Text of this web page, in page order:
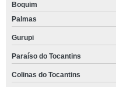
Boquim
Palmas
Gurupi
Paraíso do Tocantins
Colinas do Tocantins